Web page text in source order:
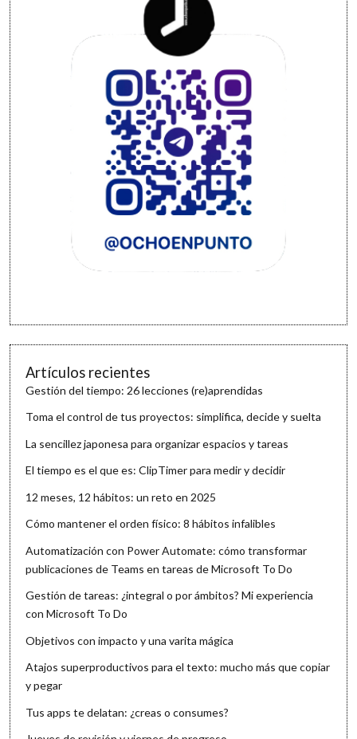
Artículos recientes
Gestión del tiempo: 26 lecciones (re)aprendidas
Toma el control de tus proyectos: simplifica, decide y suelta
La sencillez japonesa para organizar espacios y tareas
El tiempo es el que es: ClipTimer para medir y decidir
12 meses, 12 hábitos: un reto en 2025
Cómo mantener el orden físico: 8 hábitos infalibles
Automatización con Power Automate: cómo transformar
publicaciones de Teams en tareas de Microsoft To Do
Gestión de tareas: ¿integral o por ámbitos? Mi experiencia
con Microsoft To Do
Objetivos con impacto y una varita mágica
Atajos superproductivos para el texto: mucho más que copiar
y pegar
Tus apps te delatan: ¿creas o consumes?